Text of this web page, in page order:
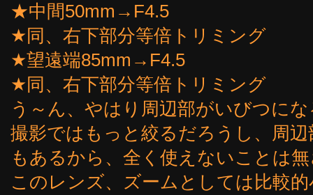
★中間50mm→F4.5
★同、右下部分等倍トリミング
★望遠端85mm→F4.5
★同、右下部分等倍トリミング
う～ん、やはり周辺部がいびつに
撮影ではもっと絞るだろうし、周
もあるから、全く使えないことは
このレンズ、ズームとしては比較